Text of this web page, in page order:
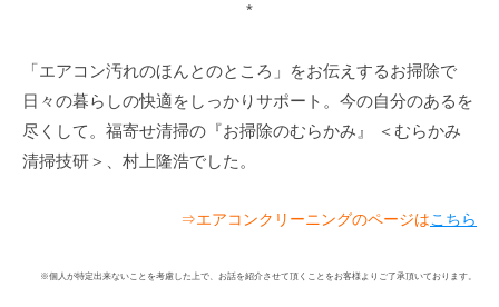
*
「エアコン汚れのほんとのところ」をお伝えするお掃除で
日々の暮らしの快適をしっかりサポート。今の自分のあるを
尽くして。福寄せ清掃の『お掃除のむらかみ』 ＜むらかみ
清掃技研＞、村上隆浩でした。
⇒エアコンクリーニングのページはこちら
※個人が特定出来ないことを考慮した上で、お話を紹介させて頂くことをお客様よりご了承頂いております。